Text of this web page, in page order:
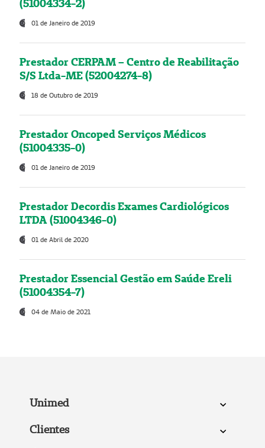
(51004334-2)
01 de Janeiro de 2019
Prestador CERPAM – Centro de Reabilitação
S/S Ltda-ME (52004274-8)
18 de Outubro de 2019
Prestador Oncoped Serviços Médicos
(51004335-0)
01 de Janeiro de 2019
Prestador Decordis Exames Cardiológicos
LTDA (51004346-0)
01 de Abril de 2020
Prestador Essencial Gestão em Saúde Ereli
(51004354-7)
04 de Maio de 2021
Unimed
Clientes